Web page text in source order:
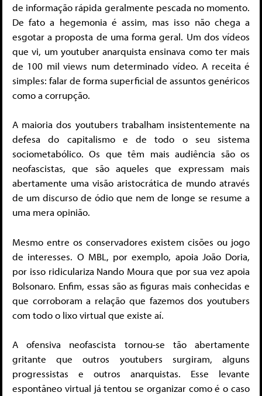
de informação rápida geralmente pescada no momento.
De fato a hegemonia é assim, mas isso não chega a
esgotar a proposta de uma forma geral. Um dos vídeos
que vi, um youtuber anarquista ensinava como ter mais
de 100 mil views num determinado vídeo. A receita é
simples: falar de forma superficial de assuntos genéricos
como a corrupção.
A maioria dos youtubers trabalham insistentemente na
defesa do capitalismo e de todo o seu sistema
sociometabólico. Os que têm mais audiência são os
neofascistas, que são aqueles que expressam mais
abertamente uma visão aristocrática de mundo através
de um discurso de ódio que nem de longe se resume a
uma mera opinião.
Mesmo entre os conservadores existem cisões ou jogo
de interesses. O MBL, por exemplo, apoia João Doria,
por isso ridiculariza Nando Moura que por sua vez apoia
Bolsonaro. Enfim, essas são as figuras mais conhecidas e
que corroboram a relação que fazemos dos youtubers
com todo o lixo virtual que existe aí.
A ofensiva neofascista tornou-se tão abertamente
gritante que outros youtubers surgiram, alguns
progressistas e outros anarquistas. Esse levante
espontâneo virtual já tentou se organizar como é o caso